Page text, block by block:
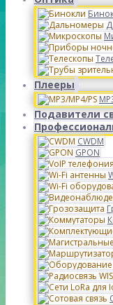
Плееры
Подавители
CWDM
GPON